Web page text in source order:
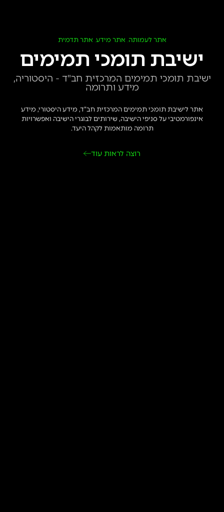
אתר לעמותה, אתר מידע, אתר תדמית
ישיבת תומכי תמימים
ישיבת תומכי תמימים המרכזית חב"ד - היסטוריה,
מידע ותרומה
אתר לישיבת תומכי תמימים המרכזית חב”ד, מידע היסטורי, מידע
אינפורמטיבי על סניפי הישיבה, שירותים לבוגרי הישיבה ואפשרויות
תרומה מותאמות לקהל היעד.
רוצה לראות עוד